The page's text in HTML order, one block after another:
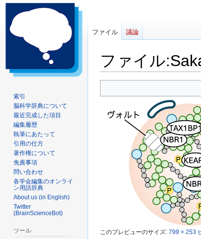
ファイル:
ビ
索
このプレビューのサイズ: 799 × 253
ファイル 議論
索引
脳科学辞典について
最近完成した項目
編集履歴
執筆にあたって
引用の仕方
著作権について
免責事項
問い合わせ
各学会編集のオンライ
ン用語辞典
About us (in English)
Twitter
(BrainScienceBot)
ツール